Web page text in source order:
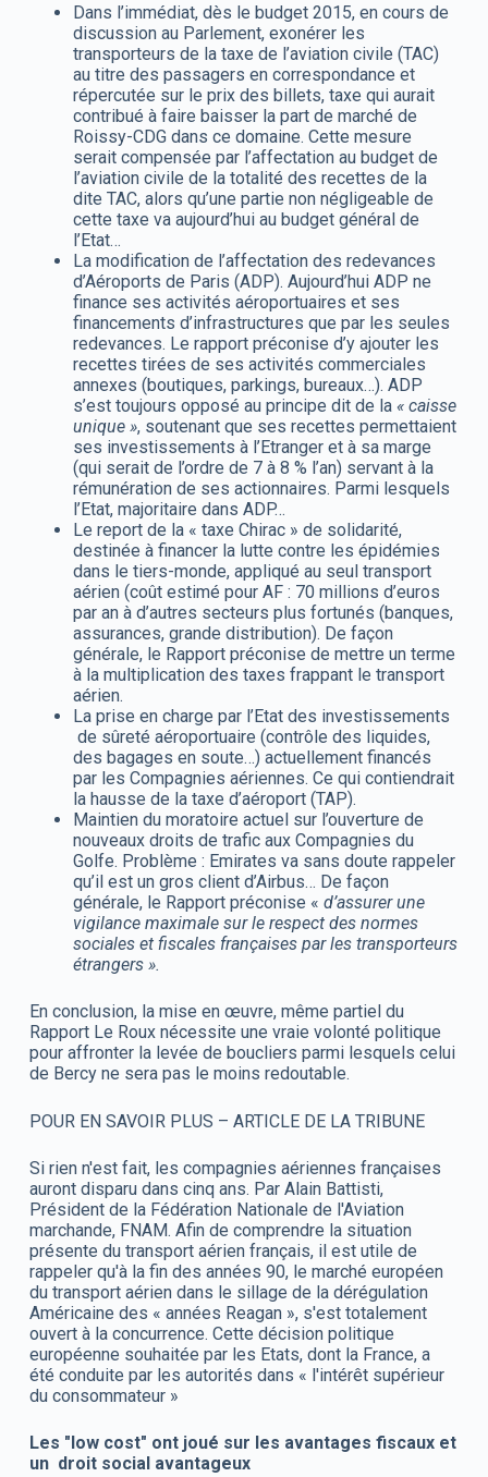
Dans l’immédiat, dès le budget 2015, en cours de
discussion au Parlement, exonérer les
transporteurs de la taxe de l’aviation civile (TAC)
au titre des passagers en correspondance et
répercutée sur le prix des billets, taxe qui aurait
contribué à faire baisser la part de marché de
Roissy-CDG dans ce domaine. Cette mesure
serait compensée par l’affectation au budget de
l’aviation civile de la totalité des recettes de la
dite TAC, alors qu’une partie non négligeable de
cette taxe va aujourd’hui au budget général de
l’Etat…
La modification de l’affectation des redevances
d’Aéroports de Paris (ADP). Aujourd’hui ADP ne
finance ses activités aéroportuaires et ses
financements d’infrastructures que par les seules
redevances. Le rapport préconise d’y ajouter les
recettes tirées de ses activités commerciales
annexes (boutiques, parkings, bureaux…). ADP
s’est toujours opposé au principe dit de la « caisse
unique », soutenant que ses recettes permettaient
ses investissements à l’Etranger et à sa marge
(qui serait de l’ordre de 7 à 8 % l’an) servant à la
rémunération de ses actionnaires. Parmi lesquels
l’Etat, majoritaire dans ADP…
Le report de la « taxe Chirac » de solidarité,
destinée à financer la lutte contre les épidémies
dans le tiers-monde, appliqué au seul transport
aérien (coût estimé pour AF : 70 millions d’euros
par an à d’autres secteurs plus fortunés (banques,
assurances, grande distribution). De façon
générale, le Rapport préconise de mettre un terme
à la multiplication des taxes frappant le transport
aérien.
La prise en charge par l’Etat des investissements
de sûreté aéroportuaire (contrôle des liquides,
des bagages en soute…) actuellement financés
par les Compagnies aériennes. Ce qui contiendrait
la hausse de la taxe d’aéroport (TAP).
Maintien du moratoire actuel sur l’ouverture de
nouveaux droits de trafic aux Compagnies du
Golfe. Problème : Emirates va sans doute rappeler
qu’il est un gros client d’Airbus… De façon
générale, le Rapport préconise « d’assurer une
vigilance maximale sur le respect des normes
sociales et fiscales françaises par les transporteurs
étrangers ».
En conclusion, la mise en œuvre, même partiel du
Rapport Le Roux nécessite une vraie volonté politique
pour affronter la levée de boucliers parmi lesquels celui
de Bercy ne sera pas le moins redoutable.
POUR EN SAVOIR PLUS – ARTICLE DE LA TRIBUNE
Si rien n'est fait, les compagnies aériennes françaises
auront disparu dans cinq ans. Par Alain Battisti,
Président de la Fédération Nationale de l'Aviation
marchande, FNAM. Afin de comprendre la situation
présente du transport aérien français, il est utile de
rappeler qu'à la fin des années 90, le marché européen
du transport aérien dans le sillage de la dérégulation
Américaine des « années Reagan », s'est totalement
ouvert à la concurrence. Cette décision politique
européenne souhaitée par les Etats, dont la France, a
été conduite par les autorités dans « l'intérêt supérieur
du consommateur »
Les "low cost" ont joué sur les avantages fiscaux et
un droit social avantageux